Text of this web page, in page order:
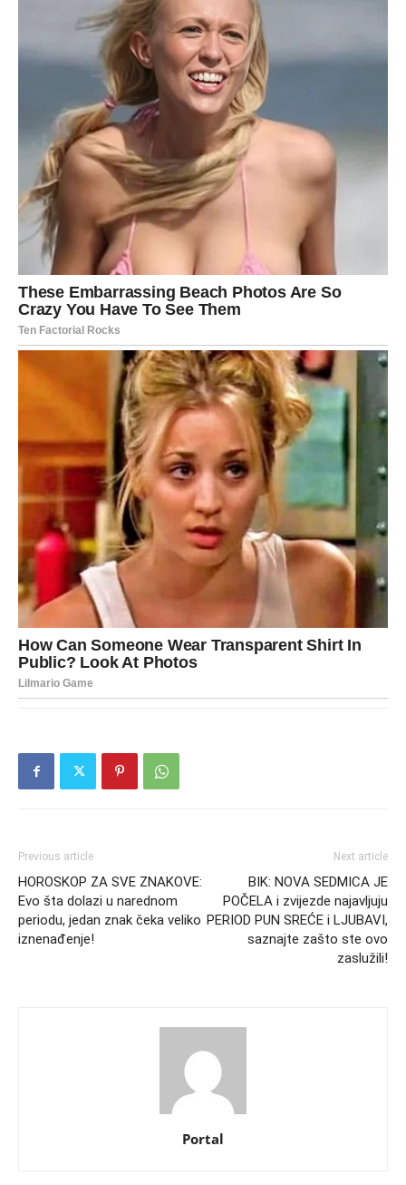
Previous article
HOROSKOP ZA SVE ZNAKOVE:
Evo šta dolazi u narednom
periodu, jedan znak čeka veliko
iznenađenje!
Next article
BIK: NOVA SEDMICA JE
POČELA i zvijezde najavljuju
PERIOD PUN SREĆE i LJUBAVI,
saznajte zašto ste ovo
zaslužili!
Portal